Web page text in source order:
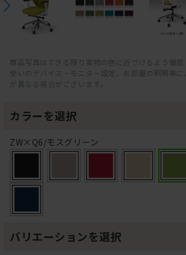
商品写真はできる限り実物の色に近づけるよう徹
使いのデバイス・モニター設定、お部屋の照明等
が異なる場合がございます。
カラーを選択
ZW×Q6/モスグリーン
バリエーションを選択